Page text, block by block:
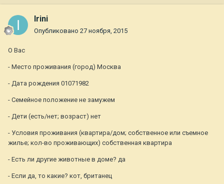
Irini
Опубликовано 27 ноября, 2015
О Вас
- Место проживания (город) Москва
- Дата рождения 01071982
- Семейное положение не замужем
- Дети (есть/нет; возраст) нет
- Условия проживания (квартира/дом; собственное или съемное
жилье; кол-во проживающих) собственная квартира
- Есть ли другие животные в доме? да
- Если да, то какие? кот, британец